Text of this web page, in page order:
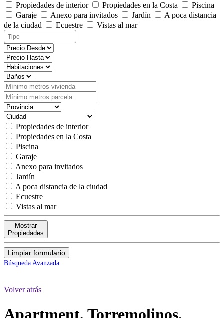
Propiedades de interior Propiedades en la Costa
Piscina
Garaje
Anexo para invitados Jardín
A poca distancia
de la ciudad
Ecuestre Vistas al mar
Propiedades de interior
Propiedades en la Costa
Piscina
Garaje
Anexo para invitados
Jardín
A poca distancia de la ciudad
Ecuestre
Vistas al mar
Mostrar
Propiedades
Limpiar formulario
Búsqueda Avanzada
Volver atrás
Apartment, Torremolinos,